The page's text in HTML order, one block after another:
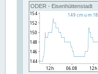
ODER - Eisenhüttenstadt